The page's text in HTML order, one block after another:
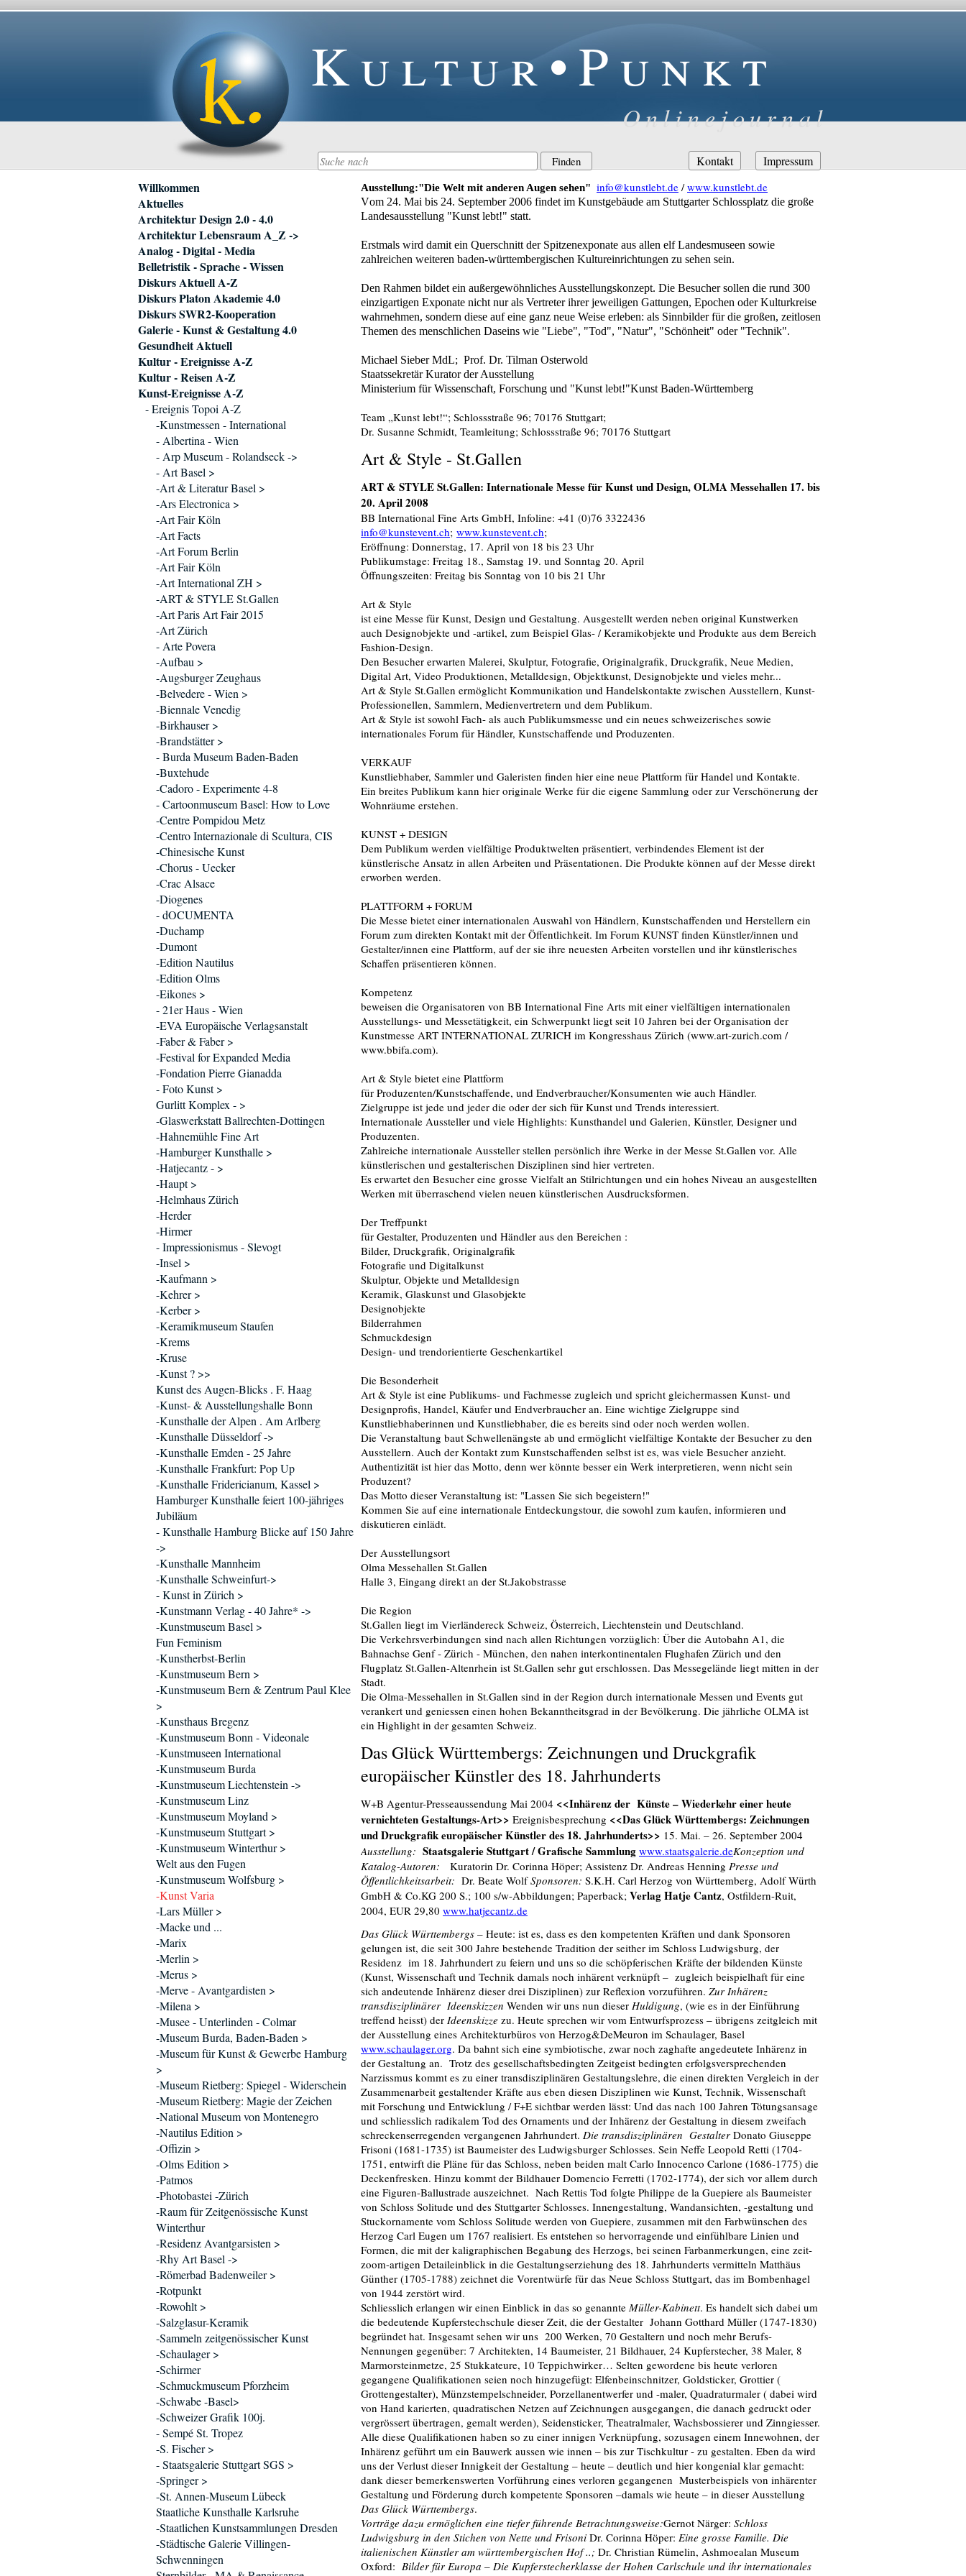
Kultur•Punkt
Onlinejournal
Navigation
überspringen
Kontakt Impressum
Ausstellung:"Die Welt mit anderen Augen sehen" info@kunstlebt.de /www.kunstlebt.de
Vom 24. Mai bis 24. September 2006 findet im Kunstgebäude am Stuttgarter Schlossplatz die große
Landesausstellung "Kunst lebt!" statt.
Erstmals wird damit ein Querschnitt der Spitzenexponate aus allen elf Landesmuseen sowie
zahlreichen weiteren baden-württembergischen Kultureinrichtungen zu sehen sein.
Den Rahmen bildet ein außergewöhnliches Ausstellungskonzept. Die Besucher sollen die rund 300
einzigartigen Exponate nicht nur als Vertreter ihrer jeweiligen Gattungen, Epochen oder Kulturkreise
wahrnehmen, sondern diese auf eine ganz neue Weise erleben: als Sinnbilder für die großen, zeitlosen
Themen des menschlichen Daseins wie "Liebe", "Tod", "Natur", "Schönheit" oder "Technik".
Michael Sieber MdL; Prof. Dr. Tilman Osterwold
Staatssekretär Kurator der Ausstellung
Ministerium für Wissenschaft, Forschung und "Kunst lebt!"Kunst Baden-Württemberg
Team „Kunst lebt!“; Schlossstraße 96; 70176 Stuttgart;
Dr. Susanne Schmidt, Teamleitung; Schlossstraße 96; 70176 Stuttgart
Art & Style - St.Gallen
ART & STYLE St.Gallen: Internationale Messe für Kunst und Design, OLMA Messehallen 17. bis
20. April 2008
BB International Fine Arts GmbH, Infoline: +41 (0)76 3322436
info@kunstevent.ch; www.kunstevent.ch;
Eröffnung: Donnerstag, 17. April von 18 bis 23 Uhr
Publikumstage: Freitag 18., Samstag 19. und Sonntag 20. April
Öffnungszeiten: Freitag bis Sonntag von 10 bis 21 Uhr
Art & Style
ist eine Messe für Kunst, Design und Gestaltung. Ausgestellt werden neben original Kunstwerken
auch Designobjekte und -artikel, zum Beispiel Glas- / Keramikobjekte und Produkte aus dem Bereich
Fashion-Design.
Den Besucher erwarten Malerei, Skulptur, Fotografie, Originalgrafik, Druckgrafik, Neue Medien,
Digital Art, Video Produktionen, Metalldesign, Objektkunst, Designobjekte und vieles mehr...
Art & Style St.Gallen ermöglicht Kommunikation und Handelskontakte zwischen Ausstellern, Kunst-
Professionellen, Sammlern, Medienvertretern und dem Publikum.
Art & Style ist sowohl Fach- als auch Publikumsmesse und ein neues schweizerisches sowie
internationales Forum für Händler, Kunstschaffende und Produzenten.
VERKAUF
Kunstliebhaber, Sammler und Galeristen finden hier eine neue Plattform für Handel und Kontakte.
Ein breites Publikum kann hier originale Werke für die eigene Sammlung oder zur Verschönerung der
Wohnräume erstehen.
KUNST + DESIGN
Dem Publikum werden vielfältige Produktwelten präsentiert, verbindendes Element ist der
künstlerische Ansatz in allen Arbeiten und Präsentationen. Die Produkte können auf der Messe direkt
erworben werden.
PLATTFORM + FORUM
Die Messe bietet einer internationalen Auswahl von Händlern, Kunstschaffenden und Herstellern ein
Forum zum direkten Kontakt mit der Öffentlichkeit. Im Forum KUNST finden Künstler/innen und
Gestalter/innen eine Plattform, auf der sie ihre neuesten Arbeiten vorstellen und ihr künstlerisches
Schaffen präsentieren können.
Kompetenz
beweisen die Organisatoren von BB International Fine Arts mit einer vielfältigen internationalen
Ausstellungs- und Messetätigkeit, ein Schwerpunkt liegt seit 10 Jahren bei der Organisation der
Kunstmesse ART INTERNATIONAL ZURICH im Kongresshaus Zürich (www.art-zurich.com /
www.bbifa.com).
Art & Style bietet eine Plattform
für Produzenten/Kunstschaffende, und Endverbraucher/Konsumenten wie auch Händler.
Zielgruppe ist jede und jeder die oder der sich für Kunst und Trends interessiert.
Internationale Aussteller und viele Highlights: Kunsthandel und Galerien, Künstler, Designer und
Produzenten.
Zahlreiche internationale Aussteller stellen persönlich ihre Werke in der Messe St.Gallen vor. Alle
künstlerischen und gestalterischen Disziplinen sind hier vertreten.
Es erwartet den Besucher eine grosse Vielfalt an Stilrichtungen und ein hohes Niveau an ausgestellten
Werken mit überraschend vielen neuen künstlerischen Ausdrucksformen.
Der Treffpunkt
für Gestalter, Produzenten und Händler aus den Bereichen :
Bilder, Druckgrafik, Originalgrafik
Fotografie und Digitalkunst
Skulptur, Objekte und Metalldesign
Keramik, Glaskunst und Glasobjekte
Designobjekte
Bilderrahmen
Schmuckdesign
Design- und trendorientierte Geschenkartikel
Die Besonderheit
Art & Style ist eine Publikums- und Fachmesse zugleich und spricht gleichermassen Kunst- und
Designprofis, Handel, Käufer und Endverbraucher an. Eine wichtige Zielgruppe sind
Kunstliebhaberinnen und Kunstliebhaber, die es bereits sind oder noch werden wollen.
Die Veranstaltung baut Schwellenängste ab und ermöglicht vielfältige Kontakte der Besucher zu den
Ausstellern. Auch der Kontakt zum Kunstschaffenden selbst ist es, was viele Besucher anzieht.
Authentizität ist hier das Motto, denn wer könnte besser ein Werk interpretieren, wenn nicht sein
Produzent?
Das Motto dieser Veranstaltung ist: "Lassen Sie sich begeistern!"
Kommen Sie auf eine internationale Entdeckungstour, die sowohl zum kaufen, informieren und
diskutieren einlädt.
Der Ausstellungsort
Olma Messehallen St.Gallen
Halle 3, Eingang direkt an der St.Jakobstrasse
Die Region
St.Gallen liegt im Vierländereck Schweiz, Österreich, Liechtenstein und Deutschland.
Die Verkehrsverbindungen sind nach allen Richtungen vorzüglich: Über die Autobahn A1, die
Bahnachse Genf - Zürich - München, den nahen interkontinentalen Flughafen Zürich und den
Flugplatz St.Gallen-Altenrhein ist St.Gallen sehr gut erschlossen. Das Messegelände liegt mitten in der
Stadt.
Die Olma-Messehallen in St.Gallen sind in der Region durch internationale Messen und Events gut
verankert und geniessen einen hohen Bekanntheitsgrad in der Bevölkerung. Die jährliche OLMA ist
ein Highlight in der gesamten Schweiz.
Das Glück Württembergs: Zeichnungen und Druckgrafik
europäischer Künstler des 18. Jahrhunderts
W+B Agentur-Presseaussendung Mai 2004 <<Inhärenz der Künste – Wiederkehr einer heute
vernichteten Gestaltungs-Art>> Ereignisbesprechung <<Das Glück Württembergs: Zeichnungen
und Druckgrafik europäischer Künstler des 18. Jahrhunderts>> 15. Mai. – 26. September 2004
Ausstellung: Staatsgalerie Stuttgart / Grafische Sammlung www.staatsgalerie.deKonzeption und
Katalog-Autoren:
Kuratorin Dr. Corinna Höper; Assistenz Dr. Andreas Henning Presse und
Öffentlichkeitsarbeit: Dr. Beate WolfSponsoren: S.K.H. Carl Herzog von Württemberg, Adolf Würth
GmbH & Co.KG 200 S.; 100 s/w-Abbildungen; Paperback; Verlag Hatje Cantz, Ostfildern-Ruit,
2004, EUR 29,80 www.hatjecantz.de
Das Glück Württembergs – Heute: ist es, dass es den kompetenten Kräften und dank Sponsoren
gelungen ist, die seit 300 Jahre bestehende Tradition der seither im Schloss Ludwigsburg, der
Residenz im 18. Jahrhundert zu feiern und uns so die schöpferischen Kräfte der bildenden Künste
(Kunst, Wissenschaft und Technik damals noch inhärent verknüpft – zugleich beispielhaft für eine
sich andeutende Inhärenz dieser drei Disziplinen) zur Reflexion vorzuführen. Zur Inhärenz
transdisziplinärer Ideenskizzen Wenden wir uns nun dieser Huldigung, (wie es in der Einführung
treffend heisst) der Ideenskizze zu. Heute sprechen wir vom Entwurfsprozess – übrigens zeitgleich mit
der Ausstellung eines Architekturbüros von Herzog&DeMeuron im Schaulager, Basel
www.schaulager.org. Da bahnt sich eine symbiotische, zwar noch zaghafte angedeutete Inhärenz in
der Gestaltung an. Trotz des gesellschaftsbedingten Zeitgeist bedingten erfolgsversprechenden
Narzissmus kommt es zu einer transdisziplinären Gestaltungslehre, die einen direkten Vergleich in der
Zusammenarbeit gestaltender Kräfte aus eben diesen Disziplinen wie Kunst, Technik, Wissenschaft
mit Forschung und Entwicklung / F+E sichtbar werden lässt: Und das nach 100 Jahren Tötungsansage
und schliesslich radikalem Tod des Ornaments und der Inhärenz der Gestaltung in diesem zweifach
schreckenserregenden vergangenen Jahrhundert. Die transdisziplinären Gestalter Donato Giuseppe
Frisoni (1681-1735) ist Baumeister des Ludwigsburger Schlosses. Sein Neffe Leopold Retti (1704-
1751, entwirft die Pläne für das Schloss, neben beiden malt Carlo Innocenco Carlone (1686-1775) die
Deckenfresken. Hinzu kommt der Bildhauer Domencio Ferretti (1702-1774), der sich vor allem durch
eine Figuren-Ballustrade auszeichnet. Nach Rettis Tod folgte Philippe de la Guepiere als Baumeister
von Schloss Solitude und des Stuttgarter Schlosses. Innengestaltung, Wandansichten, -gestaltung und
Stuckornamente vom Schloss Solitude werden von Guepiere, zusammen mit den Farbwünschen des
Herzog Carl Eugen um 1767 realisiert. Es entstehen so hervorragende und einfühlbare Linien und
Formen, die mit der kaligraphischen Begabung des Herzogs, bei seinen Farbanmerkungen, eine zeit-
zoom-artigen Detaileinblick in die Gestaltungserziehung des 18. Jahrhunderts vermitteln Matthäus
Günther (1705-1788) zeichnet die Vorentwürfe für das Neue Schloss Stuttgart, das im Bombenhagel
von 1944 zerstört wird.
Schliesslich erlangen wir einen Einblick in das so genannte Müller-Kabinett. Es handelt sich dabei um
die bedeutende Kupferstechschule dieser Zeit, die der Gestalter Johann Gotthard Müller (1747-1830)
begründet hat. Insgesamt sehen wir uns 200 Werken, 70 Gestaltern und noch mehr Berufs-
Nennungen gegenüber: 7 Architekten, 14 Baumeister, 21 Bildhauer, 24 Kupferstecher, 38 Maler, 8
Marmorsteinmetze, 25 Stukkateure, 10 Teppichwirker… Selten gewordene bis heute verloren
gegangene Qualifikationen seien noch hinzugefügt: Elfenbeinschnitzer, Goldsticker, Grottier (
Grottengestalter), Münzstempelschneider, Porzellanentwerfer und -maler, Quadraturmaler ( dabei wird
von Hand karierten, quadratischen Netzen auf Zeichnungen ausgegangen, die danach gedruckt oder
vergrössert übertragen, gemalt werden), Seidensticker, Theatralmaler, Wachsbossierer und Zinngiesser.
Alle diese Qualifikationen haben so zu einer innigen Verknüpfung, sozusagen einem Innewohnen, der
Inhärenz geführt um ein Bauwerk aussen wie innen – bis zur Tischkultur - zu gestalten. Eben da wird
uns der Verlust dieser Innigkeit der Gestaltung – heute – deutlich und hier kongenial klar gemacht:
dank dieser bemerkenswerten Vorführung eines verloren gegangenen Musterbeispiels von inhärenter
Gestaltung und Förderung durch kompetente Sponsoren –damals wie heute – in dieser Ausstellung
Das Glück Württembergs.
Vorträge dazu ermöglichen eine tiefer führende Betrachtungsweise:Gernot Närger: Schloss
Ludwigsburg in den Stichen von Nette und Frisoni Dr. Corinna Höper: Eine grosse Familie. Die
italienischen Künstler am württembergischen Hof ..; Dr. Christian Rümelin, Ashmoealan Museum
Oxford: Bilder für Europa – Die Kupferstecherklasse der Hohen Carlschule und ihr internationales
Navigation
überspringen
Willkommen
Aktuelles
Architektur Design 2.0 - 4.0
Architektur Lebensraum A_Z ->
Analog - Digital - Media
Belletristik - Sprache - Wissen
Diskurs Aktuell A-Z
Diskurs Platon Akademie 4.0
Diskurs SWR2-Kooperation
Galerie - Kunst & Gestaltung 4.0
Gesundheit Aktuell
Kultur - Ereignisse A-Z
Kultur - Reisen A-Z
Kunst-Ereignisse A-Z
- Ereignis Topoi A-Z
-Kunstmessen - International
- Albertina - Wien
- Arp Museum - Rolandseck ->
- Art Basel >
-Art & Literatur Basel >
-Ars Electronica >
-Art Fair Köln
-Art Facts
-Art Forum Berlin
-Art Fair Köln
-Art International ZH >
-ART & STYLE St.Gallen
-Art Paris Art Fair 2015
-Art Zürich
- Arte Povera
-Aufbau >
-Augsburger Zeughaus
-Belvedere - Wien >
-Biennale Venedig
-Birkhauser >
-Brandstätter >
- Burda Museum Baden-Baden
-Buxtehude
-Cadoro - Experimente 4-8
- Cartoonmuseum Basel: How to Love
-Centre Pompidou Metz
-Centro Internazionale di Scultura, CIS
-Chinesische Kunst
-Chorus - Uecker
-Crac Alsace
-Diogenes
- dOCUMENTA
-Duchamp
-Dumont
-Edition Nautilus
-Edition Olms
-Eikones >
- 21er Haus - Wien
-EVA Europäische Verlagsanstalt
-Faber & Faber >
-Festival for Expanded Media
-Fondation Pierre Gianadda
- Foto Kunst >
Gurlitt Komplex - >
-Glaswerkstatt Ballrechten-Dottingen
-Hahnemühle Fine Art
-Hamburger Kunsthalle >
-Hatjecantz - >
-Haupt >
-Helmhaus Zürich
-Herder
-Hirmer
- Impressionismus - Slevogt
-Insel >
-Kaufmann >
-Kehrer >
-Kerber >
-Keramikmuseum Staufen
-Krems
-Kruse
-Kunst ? >>
Kunst des Augen-Blicks . F. Haag
-Kunst- & Ausstellungshalle Bonn
-Kunsthalle der Alpen . Am Arlberg
-Kunsthalle Düsseldorf ->
-Kunsthalle Emden - 25 Jahre
-Kunsthalle Frankfurt: Pop Up
-Kunsthalle Fridericianum, Kassel >
Hamburger Kunsthalle feiert 100-jähriges
Jubiläum
- Kunsthalle Hamburg Blicke auf 150 Jahre
->
-Kunsthalle Mannheim
-Kunsthalle Schweinfurt->
- Kunst in Zürich >
-Kunstmann Verlag - 40 Jahre* ->
-Kunstmuseum Basel >
Fun Feminism
-Kunstherbst-Berlin
-Kunstmuseum Bern >
-Kunstmuseum Bern & Zentrum Paul Klee
>
-Kunsthaus Bregenz
-Kunstmuseum Bonn - Videonale
-Kunstmuseen International
-Kunstmuseum Burda
-Kunstmuseum Liechtenstein ->
-Kunstmuseum Linz
-Kunstmuseum Moyland >
-Kunstmuseum Stuttgart >
-Kunstmuseum Winterthur >
Welt aus den Fugen
-Kunstmuseum Wolfsburg >
-Kunst Varia
-Lars Müller >
-Macke und ...
-Marix
-Merlin >
-Merus >
-Merve - Avantgardisten >
-Milena >
-Musee - Unterlinden - Colmar
-Museum Burda, Baden-Baden >
-Museum für Kunst & Gewerbe Hamburg
>
-Museum Rietberg: Spiegel - Widerschein
-Museum Rietberg: Magie der Zeichen
-National Museum von Montenegro
-Nautilus Edition >
-Offizin >
-Olms Edition >
-Patmos
-Photobastei -Zürich
-Raum für Zeitgenössische Kunst
Winterthur
-Residenz Avantgarsisten >
-Rhy Art Basel ->
-Römerbad Badenweiler >
-Rotpunkt
-Rowohlt >
-Salzglasur-Keramik
-Sammeln zeitgenössischer Kunst
-Schaulager >
-Schirmer
-Schmuckmuseum Pforzheim
-Schwabe -Basel>
-Schweizer Grafik 100j.
- Sempé St. Tropez
-S. Fischer >
- Staatsgalerie Stuttgart SGS >
-Springer >
-St. Annen-Museum Lübeck
Staatliche Kunsthalle Karlsruhe
-Staatlichen Kunstsammlungen Dresden
-Städtische Galerie Villingen-
Schwenningen